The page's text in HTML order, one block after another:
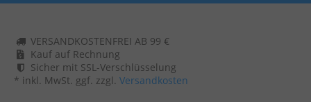
VERSANDKOSTENFREI AB 99 €
Kauf auf Rechnung
Sicher mit SSL-Verschlüsselung
* inkl. MwSt. ggf. zzgl. Versandkosten